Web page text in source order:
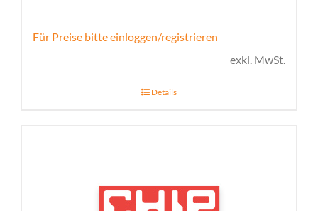
Für Preise bitte einloggen/registrieren
exkl. MwSt.
Details